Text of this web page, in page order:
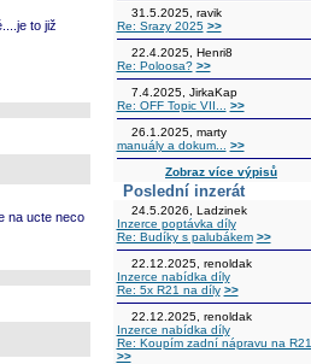
to již
na ucte neco
31.5.2025, ravik
Re: Srazy 2025 >>
22.4.2025, Henri8
Re: Poloosa? >>
7.4.2025, JirkaKap
Re: OFF Topic VII...
>>
26.1.2025, marty
manuály a dokum...
>>
Zobraz více výpisů
Poslední inzerát
24.5.2026, Ladzinek
Inzerce poptávka díly
Re: Budíky s palubákem >>
22.12.2025, renoldak
Inzerce nabídka díly
Re: 5x R21 na díly >>
22.12.2025, renoldak
Inzerce nabídka díly
Re: Koupím zadní nápravu na R21
>>